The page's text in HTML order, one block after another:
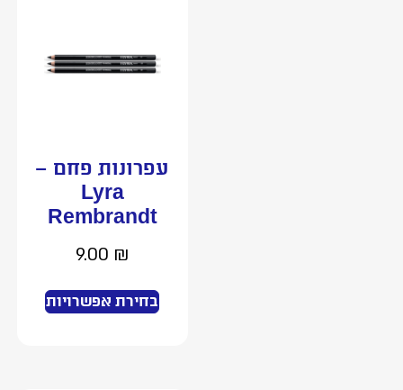
עפרונות פחם –
Lyra
Rembrandt
9.00₪
בחירת אפשרויות